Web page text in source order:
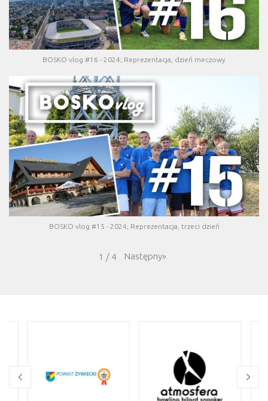
BOSKO vlog #16 - 2024; Reprezentacja, dzień meczowy
BOSKO vlog #15 - 2024; Reprezentacja, trzeci dzień
1 / 4 Następny»